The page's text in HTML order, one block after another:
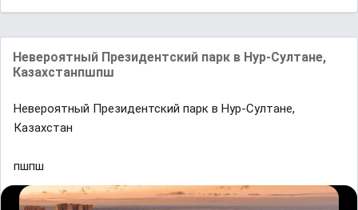
Невероятный Президентский парк в Нур-Султане,
Казахстанпшпш
Невероятный Президентский парк в Нур-Султане,
Казахстан
пшпш